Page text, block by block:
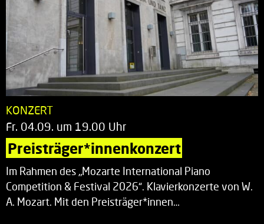
KONZERT
Fr. 04.09. um 19.00 Uhr
Preisträger*innenkonzert
Im Rahmen des „Mozarte International Piano
Competition & Festival 2026“. Klavierkonzerte von W.
A. Mozart. Mit den Preisträger*innen…